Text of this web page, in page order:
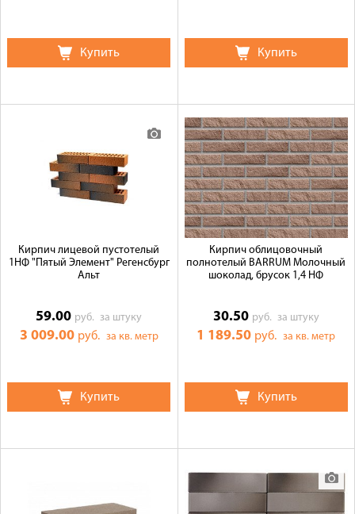
Купить Купить
Кирпич лицевой пустотелый
1НФ "Пятый Элемент" Регенсбург
Альт
59.00 руб.за штуку
3 009.00 руб. за кв. метр
Купить
Кирпич облицовочный
полнотелый BARRUM Молочный
шоколад, брусок 1,4 НФ
30.50 руб. за штуку
1 189.50 руб.за кв. метр
Купить